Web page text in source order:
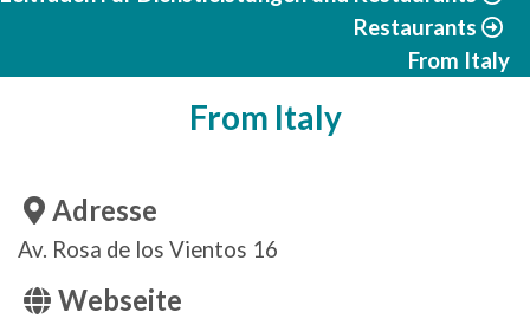
Restaurants
From Italy
From Italy
Adresse
Av. Rosa de los Vientos 16
Webseite